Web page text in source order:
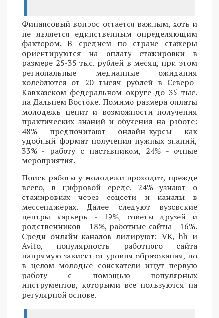
Финансовый вопрос остается важным, хоть и
не является единственным определяющим
фактором. В среднем по стране стажеры
ориентируются на оплату стажировки в
размере 25-35 тыс. рублей в месяц, при этом
региональные медианные ожидания
колеблются от 20 тысяч рублей в Северо-
Кавказском федеральном округе до 35 тыс.
на Дальнем Востоке. Помимо размера оплаты
молодежь ценит и возможности получения
практических знаний и обучения на работе:
48% предпочитают онлайн-курсы как
удобный формат получения нужных знаний,
33% - работу с наставником, 24% - очные
мероприятия.
Поиск работы у молодежи проходит, прежде
всего, в цифровой среде. 24% узнают о
стажировках через соцсети и каналы в
мессенджерах. Далее следуют вузовские
центры карьеры - 19%, советы друзей и
родственников - 18%, работные сайты - 16%.
Среди онлайн-каналов лидируют: VK, hh и
Avito, популярность работного сайта
напрямую зависит от уровня образования, но
в целом молодые соискатели ищут первую
работу с помощью популярных
инструментов, которыми все пользуются на
регулярной основе.